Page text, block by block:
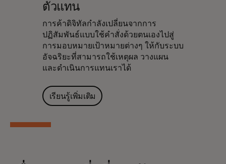
ตัวแทน
การค้าดิจิทัลกำลังเปลี่ยนจากการ
ปฏิสัมพันธ์แบบใช้คำสั่งด้วยตนเองไปสู่
การมอบหมายเป้าหมายต่างๆ ให้กับระบบ
อัจฉริยะที่สามารถใช้เหตุผล วางแผน
และดำเนินการแทนเราได้
เรียนรู้เพิ่มเติม